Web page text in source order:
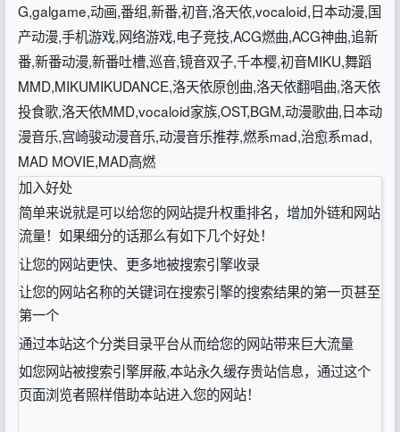
G,galgame,动画,番组,新番,初音,洛天依,vocaloid,日本动漫,国
产动漫,手机游戏,网络游戏,电子竞技,ACG燃曲,ACG神曲,追新
番,新番动漫,新番吐槽,巡音,镜音双子,千本樱,初音MIKU,舞蹈
MMD,MIKUMIKUDANCE,洛天依原创曲,洛天依翻唱曲,洛天依
投食歌,洛天依MMD,vocaloid家族,OST,BGM,动漫歌曲,日本动
漫音乐,宫崎骏动漫音乐,动漫音乐推荐,燃系mad,治愈系mad,
MAD MOVIE,MAD高燃
加入好处
简单来说就是可以给您的网站提升权重排名，增加外链和网站
流量！如果细分的话那么有如下几个好处！
让您的网站更快、更多地被搜索引擎收录
让您的网站名称的关键词在搜索引擎的搜索结果的第一页甚至
第一个
通过本站这个分类目录平台从而给您的网站带来巨大流量
如您网站被搜索引擎屏蔽,本站永久缓存贵站信息，通过这个
页面浏览者照样借助本站进入您的网站！